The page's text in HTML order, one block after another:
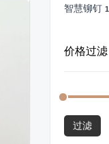
智慧铆钉 1
价格过滤
过滤